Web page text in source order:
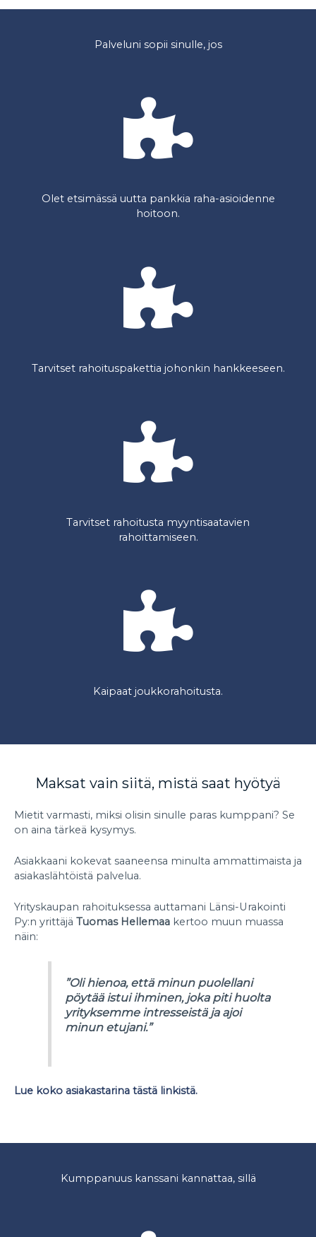
Palveluni sopii sinulle, jos
Olet etsimässä uutta pankkia raha-asioidenne
hoitoon.
Tarvitset rahoituspakettia johonkin hankkeeseen.
Tarvitset rahoitusta myyntisaatavien
rahoittamiseen.
Kaipaat joukkorahoitusta.
Maksat vain siitä, mistä saat hyötyä
Mietit varmasti, miksi olisin sinulle paras kumppani? Se
on aina tärkeä kysymys.
Asiakkaani kokevat saaneensa minulta ammattimaista ja
asiakaslähtöistä palvelua.
Yrityskaupan rahoituksessa auttamani Länsi-Urakointi
Py:n yrittäjä Tuomas Hellemaa kertoo muun muassa
näin:
”Oli hienoa, että minun puolellani
pöytää istui ihminen, joka piti huolta
yrityksemme intresseistä ja ajoi
minun etujani.”
Lue koko asiakastarina tästä linkistä.
Kumppanuus kanssani kannattaa, sillä